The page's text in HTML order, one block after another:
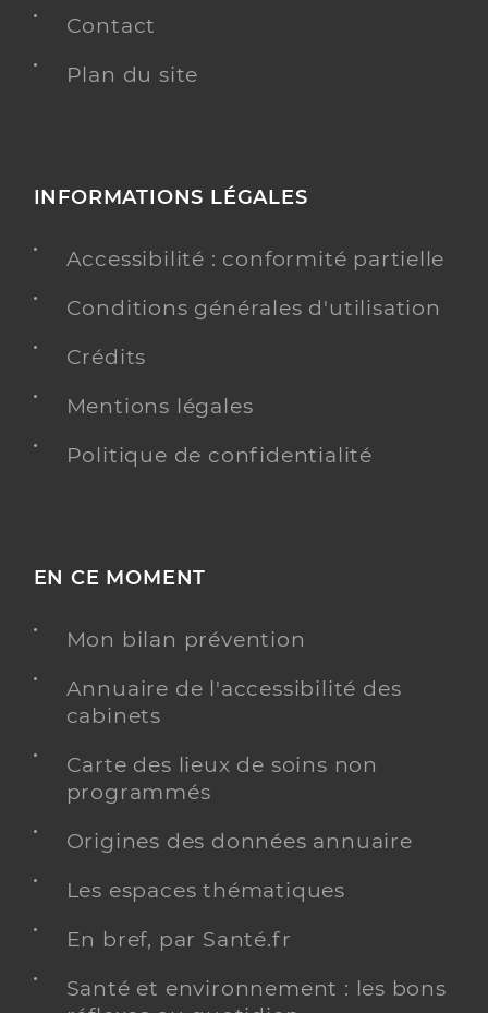
Contact
Plan du site
INFORMATIONS LÉGALES
Accessibilité : conformité partielle
Conditions générales d'utilisation
Crédits
Mentions légales
Politique de confidentialité
EN CE MOMENT
Mon bilan prévention
Annuaire de l'accessibilité des
cabinets
Carte des lieux de soins non
programmés
Origines des données annuaire
Les espaces thématiques
En bref, par Santé.fr
Santé et environnement : les bons